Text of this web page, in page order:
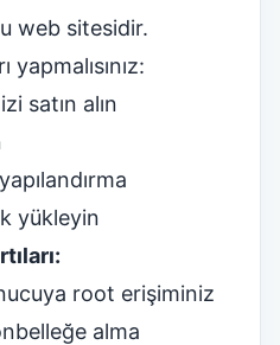
web sitesidir.
satın alın
yükleyin
root erişiminiz
alma